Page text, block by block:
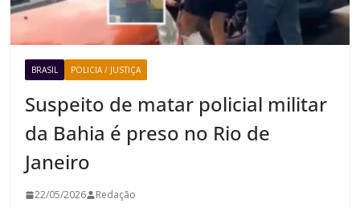
BRASIL POLICIA / JUSTIÇA
Suspeito de matar policial militar
da Bahia é preso no Rio de
Janeiro
22/05/2026 Redação